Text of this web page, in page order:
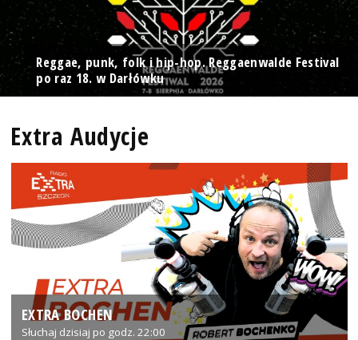
Reggae, punk, folk i hip-hop. Reggaenwalde Festival
po raz 18. w Darłówku
Extra Audycje
EXTRA BOCHEN
Słuchaj dzisiaj po godz. 22:00